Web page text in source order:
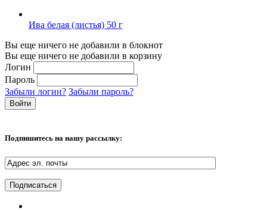
Ива белая (листья) 50 г
Вы еще ничего не добавили в блокнот
Вы еще ничего не добавили в корзину
Логин
Пароль
Забыли логин? Забыли пароль?
Подпишитесь на нашу рассылку: